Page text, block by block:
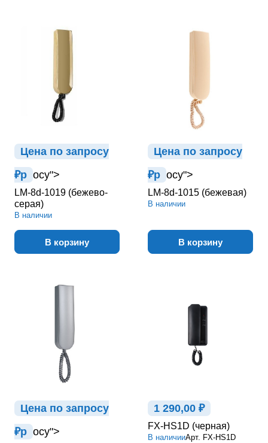
Цена по запросу
₽р осу">
LM-8d-1019 (бежево-
серая)
В наличии
В корзину
Цена по запросу
₽р осу">
LM-8d-1015 (бежевая)
В наличии
В корзину
Цена по запросу
₽р осу">
1 290,00 ₽
FX-HS1D (черная)
В наличииАрт. FX-HS1D